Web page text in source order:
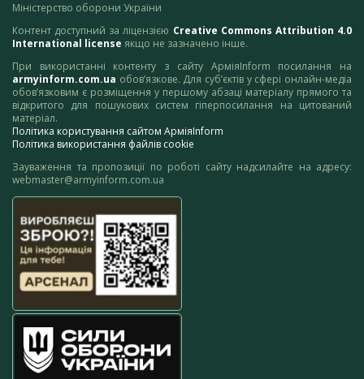
Міністерство оборони України
Контент доступний за ліцензією Creative Commons Attribution 4.0
International license якщо не зазначено інше.
При використанні контенту з сайту АрміяInform посилання на
armyinform.com.ua обов’язкове. Для суб’єктів у сфері онлайн-медіа
обов’язковим є розміщення у першому абзаці матеріалу прямого та
відкритого для пошукових систем гіперпосилання на цитований
матеріал.
Політика користування сайтом АрміяInform
Політика використання файлів cookie
Зауваження та пропозиції по роботі сайту надсилайте на адресу:
webmaster@armyinform.com.ua